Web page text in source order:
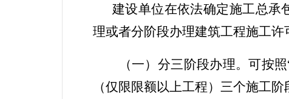
建设单位在依法确定施工总承
理或者分阶段办理建筑工程施工许
（一）分三阶段办理。可按照
（仅限限额以上工程）三个施工阶